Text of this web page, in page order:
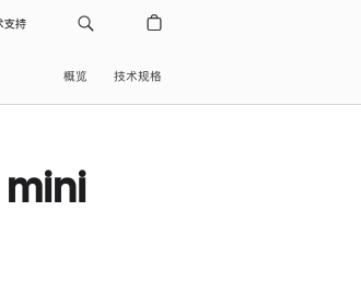
支持
概览 技术规格
mini